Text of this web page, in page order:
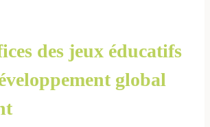
des jeux éducatifs
global